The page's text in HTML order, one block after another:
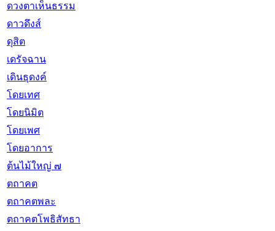
ดวงตาเห็นธรรม
ดาวดึงส์
ดุสิต
เดรัจฉาน
เดินธุดงค์
โดยเทศ
โดยนิมิต
โดยเพศ
โดยอาการ
ต้นไม้ใหญ่ ๗
ตถาคต
ตถาคตพละ
ตถาคตโพธิสัทธา